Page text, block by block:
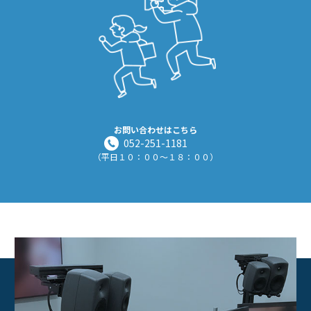
お問い合わせはこちら
052-251-1181
（平日１０：００～１８：００）